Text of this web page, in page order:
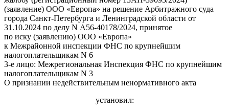
(заявление) ООО «Европа» на решение Арбитражного суда
города Санкт-Петербурга и Ленинградской области от
31.10.2024 по делу N А56-40178/2024, принятое
по иску (заявлению) ООО «Европа»
к Межрайонной инспекции ФНС по крупнейшим
налогоплательщикам N 6
3-е лицо: Межрегиональная Инспекция ФНС по крупнейшим
налогоплательщикам N 3
О признании недействительным ненормативного акта
установил: